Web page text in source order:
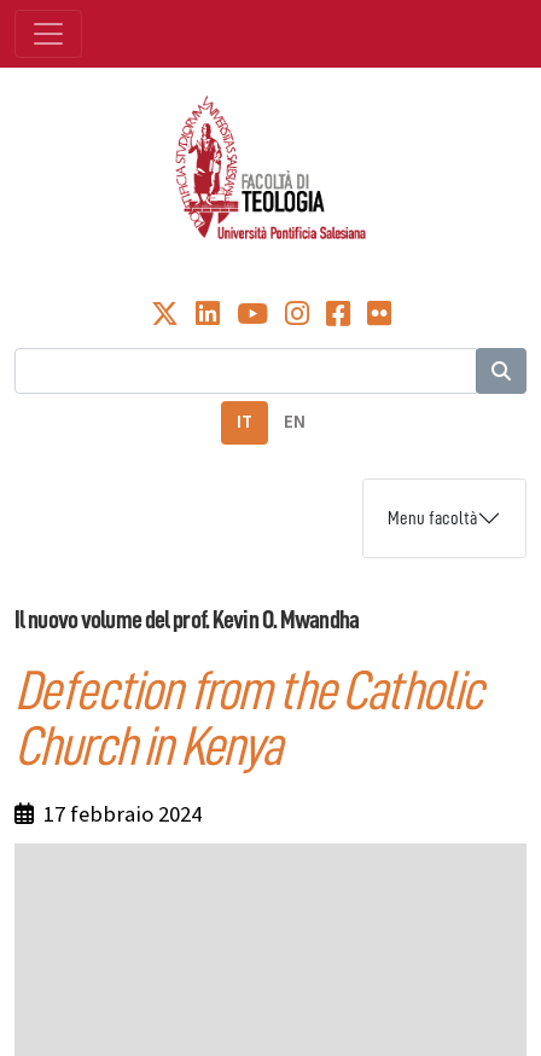
IT EN
Menu facoltà
Il nuovo volume del prof. Kevin O. Mwandha
Defection from the Catholic
Church in Kenya
17 febbraio 2024